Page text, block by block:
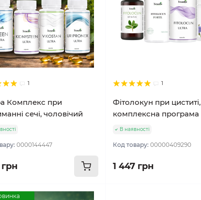
1
Комплекс при
сечі, чоловічий
0000144447
грн
1
Фітолокун при циститі,
комплексна програма
В наявності
Код товару:00000409290
1 447 грн